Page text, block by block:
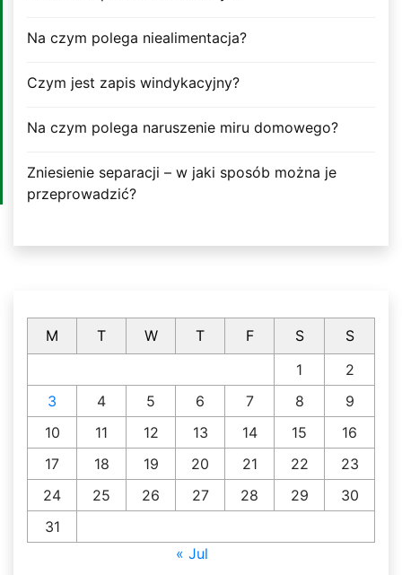
Na czym polega niealimentacja?
Czym jest zapis windykacyjny?
Na czym polega naruszenie miru domowego?
Zniesienie separacji – w jaki sposób można je
przeprowadzić?
M T W T F S
S
1
2
3
4 5 6 7 8
9
10
11 12 13 14 15
16
17
18 19 20 21 22
23
24
25 26 27 28 29
30
31
« Jul